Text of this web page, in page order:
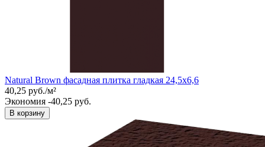
Natural Brown фасадная плитка гладкая 24,5x6,6
40,25 руб./м²
Экономия -40,25 руб.
В корзину